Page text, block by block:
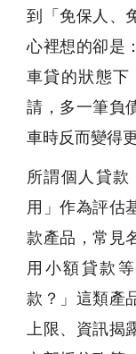
到「免保人、
心裡想的卻是
車貸的狀態下
請，多一筆負
車時反而變得
所謂個人貸
用」作為評估
款產品，常見
用小額貸款
款？」這類產
上限、資訊揭